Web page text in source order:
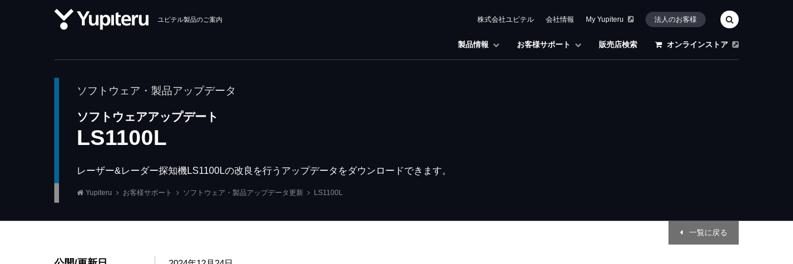
ユピテル製品のご案内
製品情報 お客様サポート 販売店検索 オンラインストア
株式会社ユピテル 会社情報 My Yupiteru 法人のお客様
ソフトウェア・製品アップデータ
ソフトウェアアップデート
LS1100L
レーザー&レーダー探知機LS1100Lの改良を行うアップデータをダウンロードできます。
Yupiteru お客様サポート ソフトウェア・製品アップデータ更新 LS1100L
一覧に戻る